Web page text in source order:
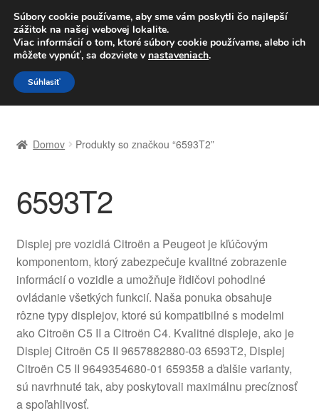
DOPRAVA od 6 EUR
Po–Pi 09:00–16:00 233 221 276
Preskočiť
na
navigáciu
Preskočiť
na
obsah
Celosvetová preprava
Doprava
Košík
Môj účet
O nás
Obchodné podmienky
Domov Produkty so značkou “6593T2”
6593T2
Displej pre vozidlá Citroën a Peugeot je kľúčovým
komponentom, ktorý zabezpečuje kvalitné zobrazenie
informácií o vozidle a umožňuje řidičovi pohodlné
ovládanie všetkých funkcií. Naša ponuka obsahuje
rôzne typy displejov, ktoré sú kompatibilné s modelmi
ako Citroën C5 II a Citroën C4. Kvalitné displeje, ako je
Displej Citroën C5 II 9657882880-03 6593T2, Displej
Citroën C5 II 9649354680-01 659358 a ďalšie varianty,
sú navrhnuté tak, aby poskytovali maximálnu precíznosť
a spoľahlivosť.
Súbory cookie používame, aby sme vám poskytli čo najlepší
zážitok na našej webovej lokalite.
Viac informácií o tom, ktoré súbory cookie používame, alebo ich
môžete vypnúť, sa dozviete v nastaveniach.
Súhlasiť